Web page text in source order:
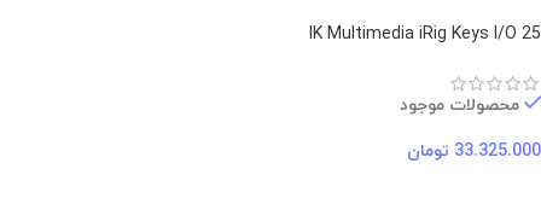
IK Multimedia iRig Keys I/O 25
محصولات موجود
33.325.000 تومان